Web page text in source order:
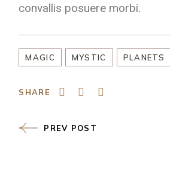
convallis posuere morbi.
MAGIC MYSTIC PLANETS
SHARE
PREV POST